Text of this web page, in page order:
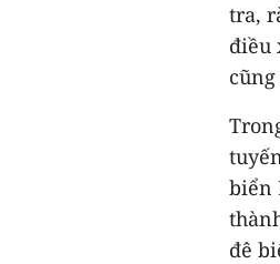
tra,
điều
biển
đê